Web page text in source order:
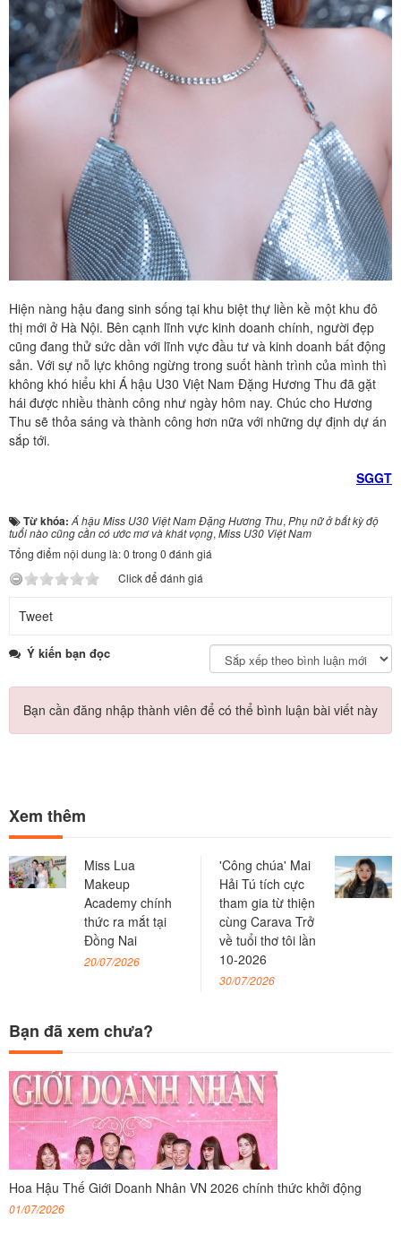
Hiện nàng hậu đang sinh sống tại khu biệt thự liền kề một khu đô
thị mới ở Hà Nội. Bên cạnh lĩnh vực kinh doanh chính, người đẹp
cũng đang thử sức dần với lĩnh vực đầu tư và kinh doanh bất động
sản. Với sự nỗ lực không ngừng trong suốt hành trình của mình thì
không khó hiểu khi Á hậu U30 Việt Nam Đặng Hương Thu đã gặt
hái được nhiều thành công như ngày hôm nay. Chúc cho Hương
Thu sẽ thỏa sáng và thành công hơn nữa với những dự định dự án
sắp tới.
SGGT
Từ khóa:Á hậu Miss U30 Việt Nam Đặng Hương Thu, Phụ nữ ở bất kỳ độ
tuổi nào cũng cần có ước mơ và khát vọng, Miss U30 Việt Nam
Tổng điểm nội dung là: 0 trong 0 đánh giá
Click để đánh giá
Tweet
Ý kiến bạn đọc
Bạn cần đăng nhập thành viên để có thể bình luận bài viết này
Xem thêm
Miss Lua
Makeup
Academy chính
thức ra mắt tại
Đồng Nai
20/07/2026
'Công chúa' Mai
Hải Tú tích cực
tham gia từ thiện
cùng Carava Trở
về tuổi thơ tôi lần
10-2026
30/07/2026
Bạn đã xem chưa?
Hoa Hậu Thế Giới Doanh Nhân VN 2026 chính thức khởi động
01/07/2026